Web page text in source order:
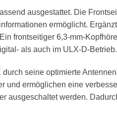
ausgestattet. Die
ermöglicht.
frontseitiger 6,3-mm-
als auch im ULX-D-Betrieb.
seine optimierte
und ermöglichen eine
ausgeschaltet werden.